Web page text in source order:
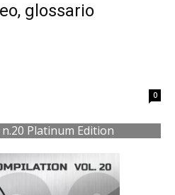
glossario
0
Platinum Edition